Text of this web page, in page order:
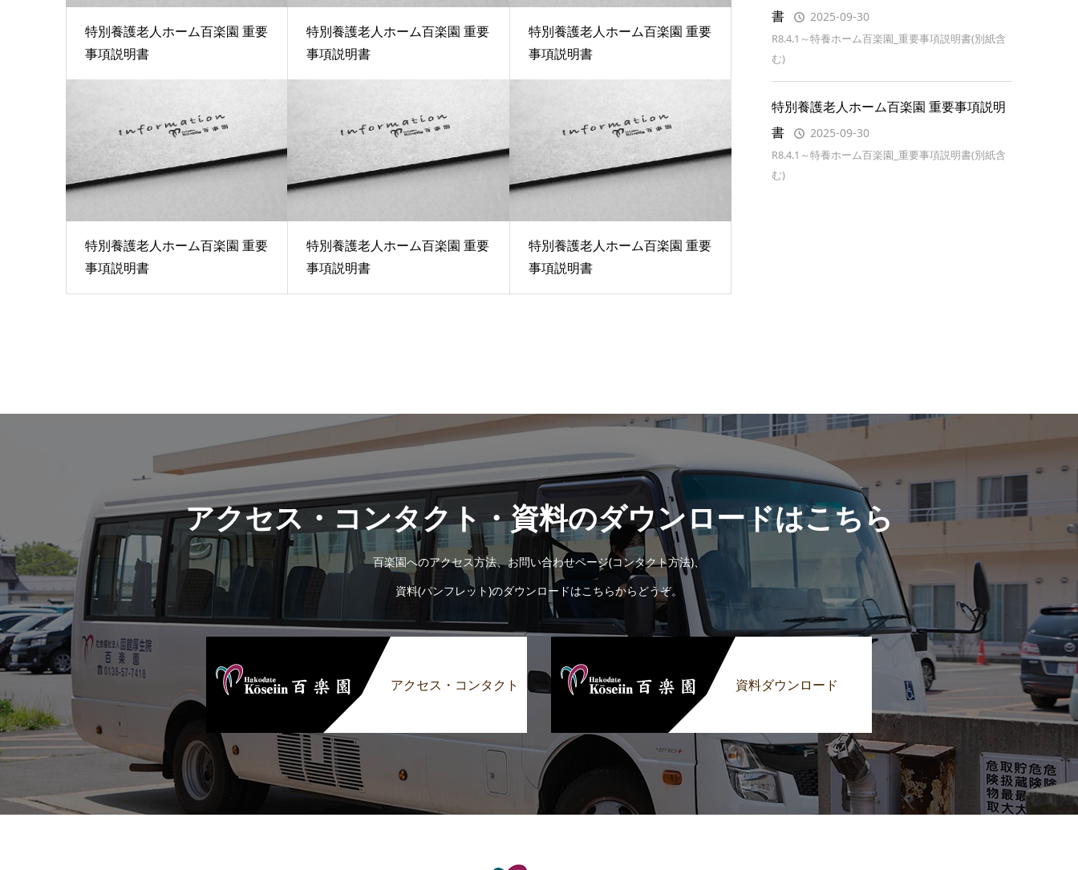
特別養護老人ホーム百楽園 重要
事項説明書
特別養護老人ホーム百楽園 重要
事項説明書
特別養護老人ホーム百楽園 重要
事項説明書
特別養護老人ホーム百楽園 重要
事項説明書
特別養護老人ホーム百楽園 重要
事項説明書
特別養護老人ホーム百楽園 重要
事項説明書
書
2025-09-30
R8.4.1～特養ホーム百楽園_重要事項説明書(別紙含
む)
特別養護老人ホーム百楽園 重要事項説明
書
2025-09-30
R8.4.1～特養ホーム百楽園_重要事項説明書(別紙含
む)
アクセス・コンタクト・資料のダウンロードはこちら
百楽園へのアクセス方法、お問い合わせページ(コンタクト方法)、
資料(パンフレット)のダウンロードはこちらからどうぞ。
アクセス・コンタクト 資料ダウンロード